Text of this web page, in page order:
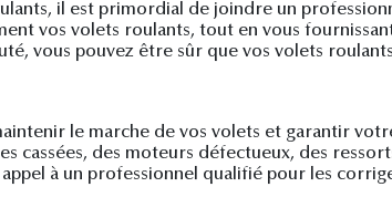
il est primordial de joindre un
vos volets roulants, tout en vous
vous pouvez être sûr que vos volets
le marche de vos volets et garantir
des moteurs défectueux, des
à un professionnel qualifié pour les